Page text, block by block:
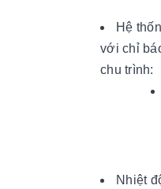
Hệ
với chỉ
chu trình:
Nhiệt